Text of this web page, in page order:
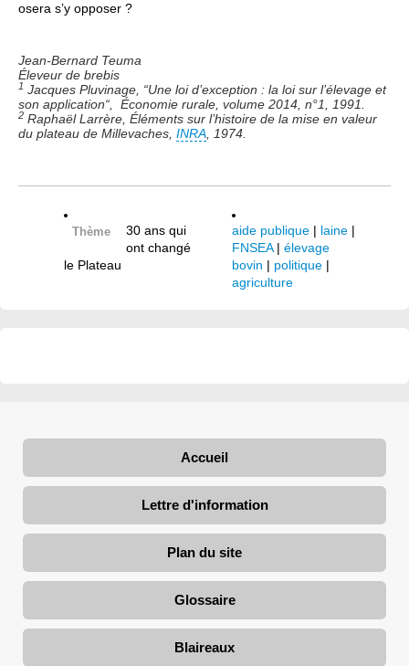
osera s’y opposer ?
Jean-Bernard Teuma
Éleveur de brebis
1 Jacques Pluvinage, “Une loi d’exception : la loi sur l’élevage et
son application“, Économie rurale, volume 2014, n°1, 1991.
2 Raphaël Larrère, Éléments sur l’histoire de la mise en valeur
du plateau de Millevaches, INRA, 1974.
Thème
30 ans qui
ont changé
le Plateau
aide publique | laine |
FNSEA| élevage
bovin | politique |
agriculture
Accueil
Lettre d'information
Plan du site
Glossaire
Blaireaux